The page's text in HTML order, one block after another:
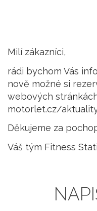
Milí zákazníci,
rádi bychom Vás
nově možné si
webových
motorlet.cz/
Děkujeme za
Váš tým Fitness